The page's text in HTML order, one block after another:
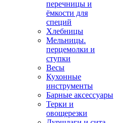
перечницы и
ёмкости для
специй
Хлебницы
Мельницы.
перцемолки и
ступки
Весы
Кухонные
инструменты
Барные аксессуары
Терки и
овощерезки